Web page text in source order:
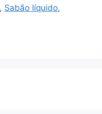
, Sabão líquido,